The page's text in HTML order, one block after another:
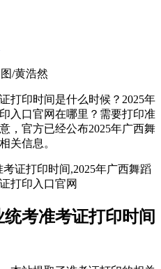
/黄浩然
打印时间是什么时候？2025年
入口官网在哪里？需要打印准
，官方已经公布2025年广西舞
关信息。
考准考证打印时间